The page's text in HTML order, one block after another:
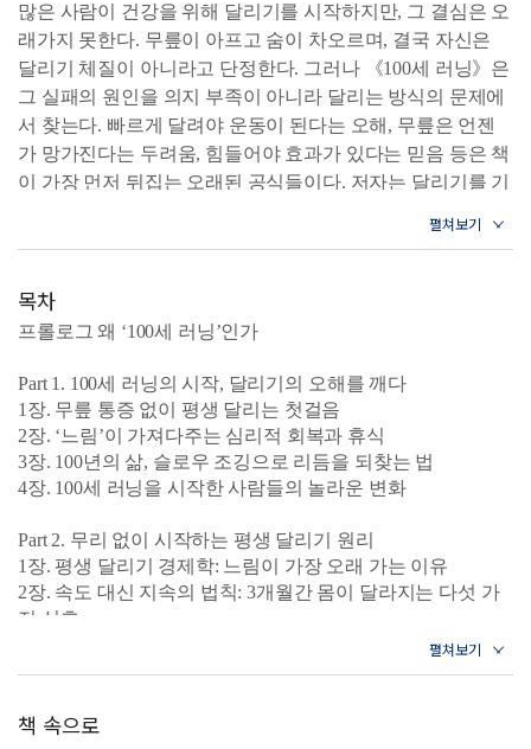
많은 사람이 건강을 위해 달리기를 시작하지만, 그 결심은 오
래가지 못한다. 무릎이 아프고 숨이 차오르며, 결국 자신은
달리기 체질이 아니라고 단정한다. 그러나 《100세 러닝》은
그 실패의 원인을 의지 부족이 아니라 달리는 방식의 문제에
서 찾는다. 빠르게 달려야 운동이 된다는 오해, 무릎은 언젠
가 망가진다는 두려움, 힘들어야 효과가 있다는 믿음 등은 책
이 가장 먼저 뒤집는 오래된 공식들이다. 저자는 달리기를 기
박수의 60~70%를 유지하며 대화가 가능할 만큼 편안한 속도
로 달리는 저강도 유산소 운동으로, 전 세계 러닝 커뮤니티와
이자 베스트셀러 작가인 저자는 13년 동안 달리며 얻은 깨달
음을 통해, 무릎 통증 없이 시작하는 첫걸음부터 호흡, 보폭,
착지, 회복, 습관 설계까지 평생 달리기를 위한 전 과정을
《100세 러닝》 한 권으로 엮었다. 이 책을 다 읽고 나면 '나도
달릴 수 있는 사람이구나'라는 자신감을 가지게 될 것이다.
목차
프롤로그 왜 ‘100세 러닝’인가
Part 1. 100세 러닝의 시작, 달리기의 오해를 깨다
1장. 무릎 통증 없이 평생 달리는 첫걸음
2장. ‘느림’이 가져다주는 심리적 회복과 휴식
3장. 100년의 삶, 슬로우 조깅으로 리듬을 되찾는 법
4장. 100세 러닝을 시작한 사람들의 놀라운 변화
Part 2. 무리 없이 시작하는 평생 달리기 원리
1장. 평생 달리기 경제학: 느림이 가장 오래 가는 이유
2장. 속도 대신 지속의 법칙: 3개월간 몸이 달라지는 다섯 가
지 신호
3장. 세계가 택한 생존 전략: 존2 러닝의 확산과 과학적 근거
4장. 가장 안전한 첫걸음: 걷기와 조깅을 오가는 런-워크 기법
6장. 알아두면 쉬워지는 슬로우 조깅 핵심용어들
책 속으로